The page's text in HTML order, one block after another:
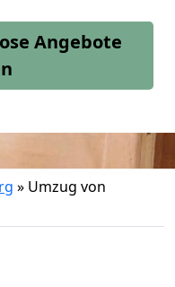
Angebote
» Umzug von